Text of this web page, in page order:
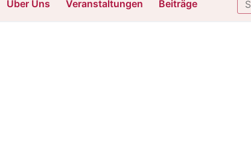
Über Uns Veranstaltungen Beiträge